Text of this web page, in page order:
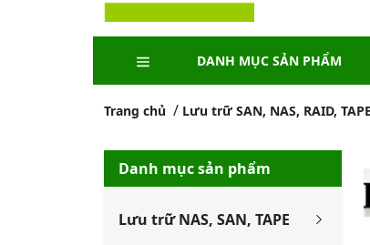
DANH MỤC SẢN PHẨM
Trang chủ Lưu trữ SAN, NAS, RAID, TAPE
Danh mục sản phẩm
Lưu trữ NAS, SAN, TAPE